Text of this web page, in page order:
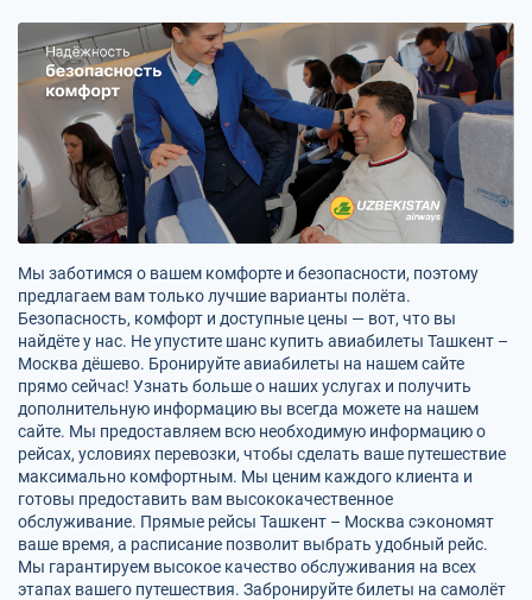
Мы заботимся о вашем комфорте и безопасности, поэтому
предлагаем вам только лучшие варианты полёта.
Безопасность, комфорт и доступные цены — вот, что вы
найдёте у нас. Не упустите шанс купить авиабилеты Ташкент –
Москва дёшево. Бронируйте авиабилеты на нашем сайте
прямо сейчас! Узнать больше о наших услугах и получить
дополнительную информацию вы всегда можете на нашем
сайте. Мы предоставляем всю необходимую информацию о
рейсах, условиях перевозки, чтобы сделать ваше путешествие
максимально комфортным. Мы ценим каждого клиента и
готовы предоставить вам высококачественное
обслуживание. Прямые рейсы Ташкент – Москва сэкономят
ваше время, а расписание позволит выбрать удобный рейс.
Мы гарантируем высокое качество обслуживания на всех
этапах вашего путешествия. Забронируйте билеты на самолёт